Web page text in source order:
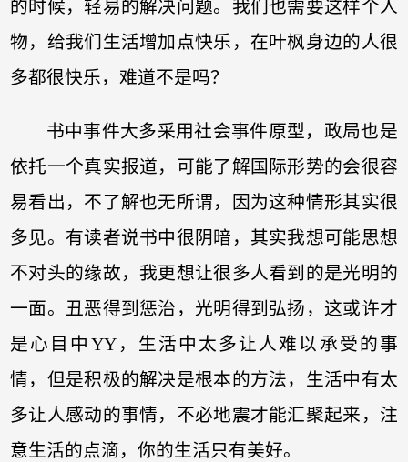
的时候，轻易的解决问题。我们也需要这样个人
物，给我们生活增加点快乐，在叶枫身边的人很
多都很快乐，难道不是吗？
书中事件大多采用社会事件原型，政局也是
依托一个真实报道，可能了解国际形势的会很容
易看出，不了解也无所谓，因为这种情形其实很
多见。有读者说书中很阴暗，其实我想可能思想
不对头的缘故，我更想让很多人看到的是光明的
一面。丑恶得到惩治，光明得到弘扬，这或许才
是心目中YY，生活中太多让人难以承受的事
情，但是积极的解决是根本的方法，生活中有太
多让人感动的事情，不必地震才能汇聚起来，注
意生活的点滴，你的生活只有美好。